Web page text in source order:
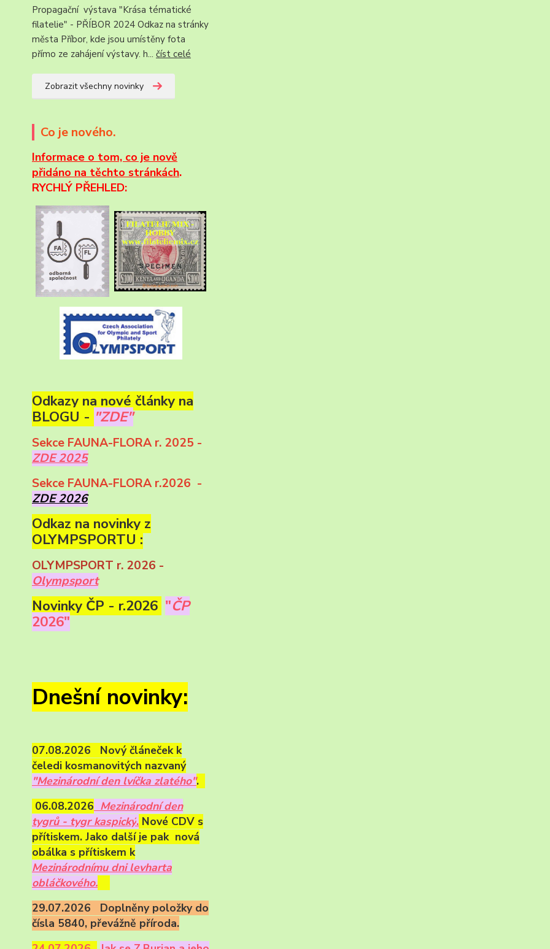
Propagační výstava "Krása tématické
filatelie" - PŘÍBOR 2024 Odkaz na stránky
města Příbor, kde jsou umístěny fota
přímo ze zahájení výstavy. h... číst celé
Zobrazit všechny novinky
Co je nového.
Informace o tom, co je nově
přidáno na těchto stránkách.
RYCHLÝ PŘEHLED:
Odkazy na nové články na
BLOGU - "ZDE"
Sekce FAUNA-FLORA r. 2025 -
ZDE 2025
Sekce FAUNA-FLORA r.2026 -
ZDE 2026
Odkaz na novinky z
OLYMPSPORTU :
OLYMPSPORT r. 2026 -
Olympsport
Novinky ČP - r.2026 "ČP
2026"
Dnešní novinky:
07.08.2026 Nový článeček k
čeledi kosmanovitých nazvaný
"Mezinárodní den lvíčka zlatého".
06.08.2026 Mezinárodní den
tygrů - tygr kaspický. Nové CDV s
přítiskem. Jako další je pak nová
obálka s přítiskem k
Mezinárodnímu dni levharta
obláčkového.
29.07.2026 Doplněny položky do
čísla 5840, převážně příroda.